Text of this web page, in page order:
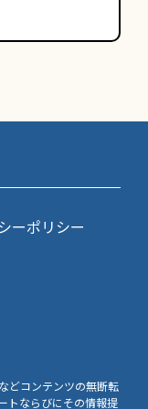
ーポリシー
どコンテンツの無断転
トならびにその情報提